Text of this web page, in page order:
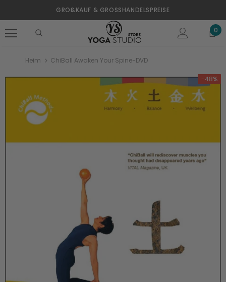
GROßKAUF & GROSSHANDELSPREISE
0
Heim ChiBall Awaken Your Spine-DVD
-48%